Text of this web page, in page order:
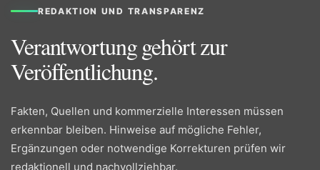
REDAKTION UND TRANSPARENZ
Verantwortung gehört zur
Veröffentlichung.
Fakten, Quellen und kommerzielle Interessen müssen
erkennbar bleiben. Hinweise auf mögliche Fehler,
Ergänzungen oder notwendige Korrekturen prüfen wir
redaktionell und nachvollziehbar.